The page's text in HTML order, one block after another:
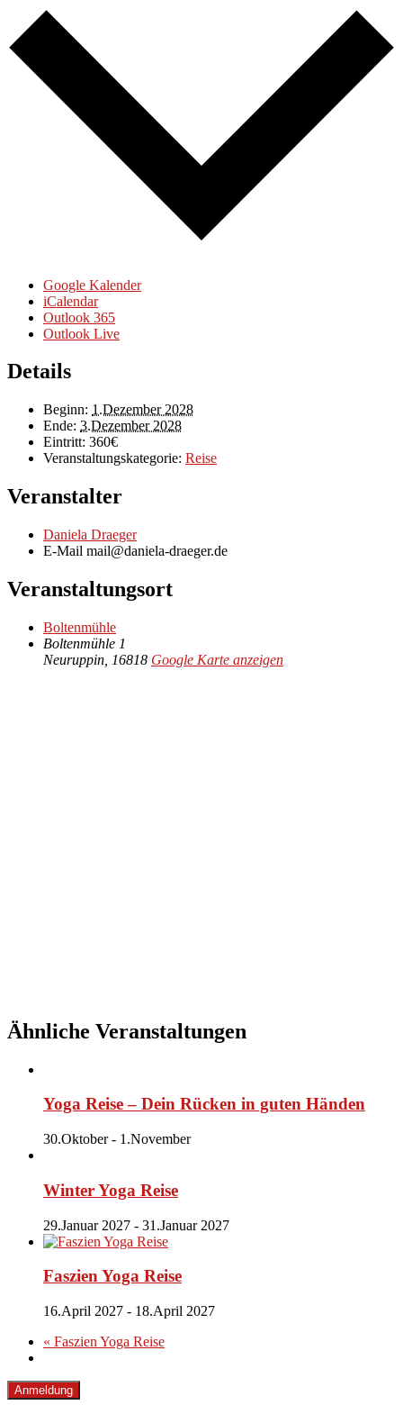
Google Kalender
iCalendar
Outlook 365
Outlook Live
Details
Beginn: 1.Dezember 2028
Ende: 3.Dezember 2028
Eintritt: 360€
Veranstaltungskategorie: Reise
Veranstalter
Daniela Draeger
E-Mail mail@daniela-draeger.de
Veranstaltungsort
Boltenmühle
Boltenmühle 1
Neuruppin 16818 Google Karte anzeigen
Ähnliche Veranstaltungen
Yoga Reise – Dein Rücken in guten Händen
30.Oktober- 1.November
Winter Yoga Reise
29.Januar 2027 - 31.Januar 2027
Faszien Yoga Reise
16.April 2027 - 18.April 2027
« Faszien Yoga Reise
Anmeldung